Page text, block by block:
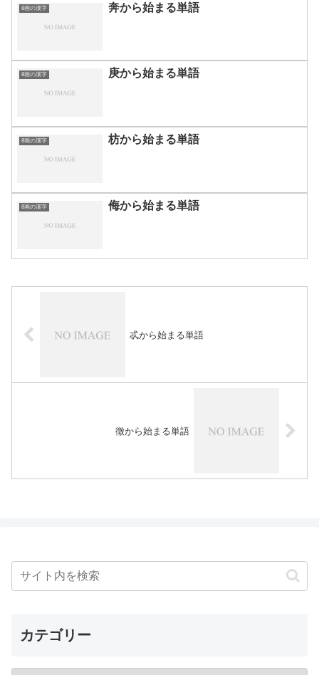
8画の漢字 奔から始まる単語
8画の漢字 庚から始まる単語
8画の漢字 枋から始まる単語
8画の漢字 侮から始まる単語
忒から始まる単語
徵から始まる単語
カテゴリー